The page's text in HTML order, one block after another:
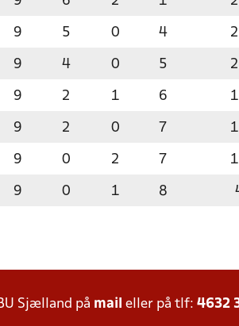
9 5 0 4
9 4 0 5
9 2 1 6
9 2 0 7
9 0 2 7
9 0 1 8
Sjælland på mail eller på tlf: 4632